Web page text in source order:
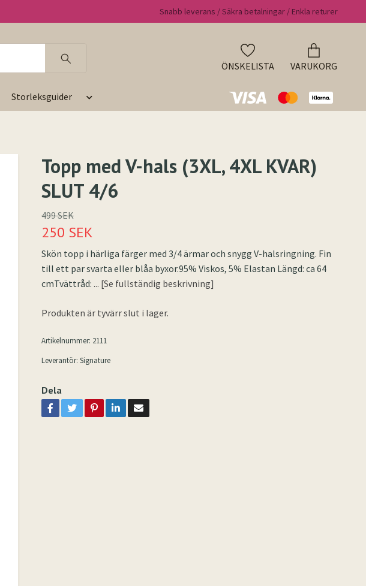
Snabb leverans / Säkra betalningar / Enkla returer
ÖNSKELISTA VARUKORG
Storleksguider
Topp med V-hals (3XL, 4XL KVAR)
SLUT 4/6
499 SEK
250 SEK
Skön topp i härliga färger med 3/4 ärmar och snygg V-halsringning. Fin
till ett par svarta eller blåa byxor.95% Viskos, 5% Elastan Längd: ca 64
cmTvättråd: ... [Se fullständig beskrivning]
Produkten är tyvärr slut i lager.
Artikelnummer: 2111
Leverantör: Signature
Dela